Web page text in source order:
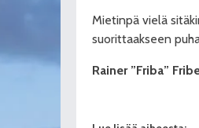
Mietinpä vielä
suorittaakseen
Rainer ”Friba”